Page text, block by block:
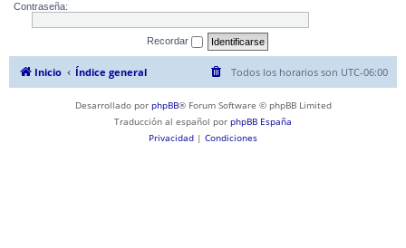
Contraseña:
Recordar
Inicio Índice general Todos los horarios son UTC-06:00
Desarrollado por phpBB® Forum Software © phpBB Limited
Traducción al español por phpBB España
Privacidad | Condiciones